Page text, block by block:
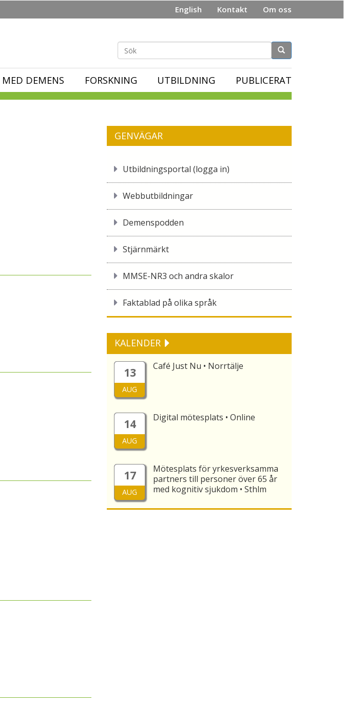
English Kontakt Om oss
Sökformulär
MED DEMENS FORSKNING UTBILDNING PUBLICERAT
GENVÄGAR
Utbildningsportal (logga in)
Webbutbildningar
Demenspodden
Stjärnmärkt
MMSE-NR3 och andra skalor
Faktablad på olika språk
KALENDER
13
AUG
Café Just Nu • Norrtälje
14
AUG
Digital mötesplats • Online
17
AUG
Mötesplats för yrkesverksamma
partners till personer över 65 år
med kognitiv sjukdom • Sthlm